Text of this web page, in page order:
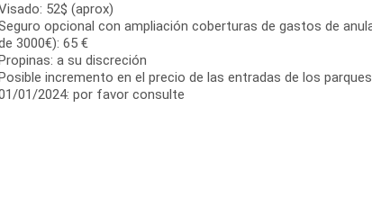
52$ (aprox)
opcional con ampliación coberturas de gastos de
3000€): 65 €
Propinas: a su discreción
Posible incremento en el precio de las entradas de los
01/2024: por favor consulte